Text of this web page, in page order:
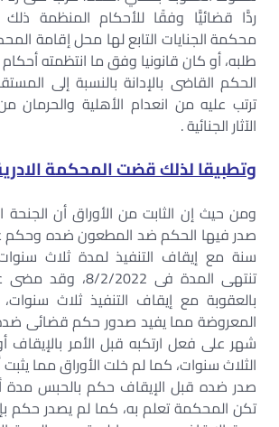
ردًّا قضائيًّا وفقًا للأحكام المنظمة
محكمة الجنايات التابع لها محل إقامة
طلبه، أو كان قانونيا وفق ما انتظمته
الحكم القاضى بالإدانة بالنسبة إلى
ترتب عليه من انعدام الأهلية
الآثار الجنائية .
وتطبيقا لذلك قضت المحكمة
ومن حيث إن الثابت من الأوراق أن الجنحة
صدر فيها الحكم ضد المطعون ضده وحكم
تنتهى المدة فى 8/2/
بالعقوبة مع إيقاف التنفيذ ثلاث
المعروضة مما يفيد صدور حكم قضائى
شهر على فعل ارتكبه قبل الأمر
الثلاث سنوات، كما لم خلت الأوراق مما
صدر ضده قبل الإيقاف حكم بالحبس مدة
تكن المحكمة تعلم به، كما لم يصدر حكم